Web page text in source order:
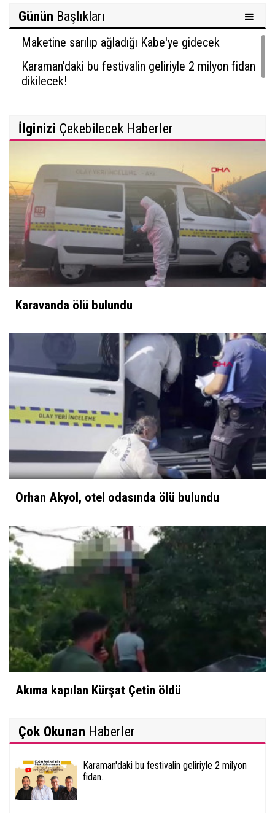
Günün Başlıkları
Maketine sarılıp ağladığı Kabe'ye gidecek
Karaman'daki bu festivalin geliriyle 2 milyon fidan
dikilecek!
İlginizi Çekebilecek Haberler
Karavanda ölü bulundu
Orhan Akyol, otel odasında ölü bulundu
Akıma kapılan Kürşat Çetin öldü
Çok Okunan Haberler
Karaman'daki bu festivalin geliriyle 2 milyon
fidan...